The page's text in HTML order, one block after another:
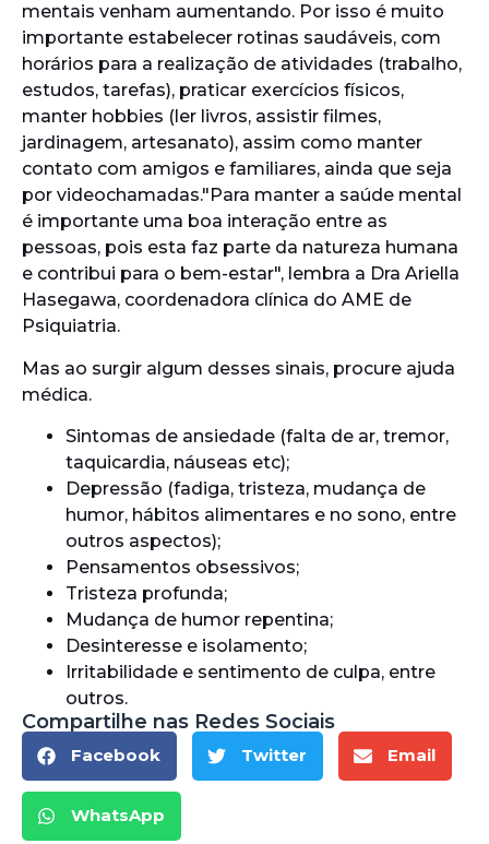
mentais venham aumentando. Por isso é muito
importante estabelecer rotinas saudáveis, com
horários para a realização de atividades (trabalho,
estudos, tarefas), praticar exercícios físicos,
manter hobbies (ler livros, assistir filmes,
jardinagem, artesanato), assim como manter
contato com amigos e familiares, ainda que seja
por videochamadas."Para manter a saúde mental
é importante uma boa interação entre as
pessoas, pois esta faz parte da natureza humana
e contribui para o bem-estar", lembra a Dra Ariella
Hasegawa, coordenadora clínica do AME de
Psiquiatria.
Mas ao surgir algum desses sinais, procure ajuda
médica.
Sintomas de ansiedade (falta de ar, tremor,
taquicardia, náuseas etc);
Depressão (fadiga, tristeza, mudança de
humor, hábitos alimentares e no sono, entre
outros aspectos);
Pensamentos obsessivos;
Tristeza profunda;
Mudança de humor repentina;
Desinteresse e isolamento;
Irritabilidade e sentimento de culpa, entre
outros.
Compartilhe nas Redes Sociais
Facebook Twitter Email
WhatsApp